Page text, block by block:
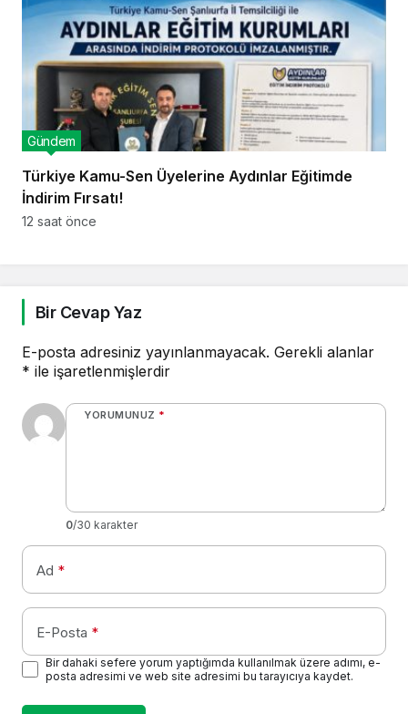
Türkiye Kamu-Sen Üyelerine Aydınlar Eğitimde
İndirim Fırsatı!
Gündem
12 saat önce
Bir Cevap Yaz
E-posta adresiniz yayınlanmayacak. Gerekli alanlar
* ile işaretlenmişlerdir
YORUMUNUZ *
0/30 karakter
Ad *
E-Posta *
Bir dahaki sefere yorum yaptığımda kullanılmak üzere adımı, e-
posta adresimi ve web site adresimi bu tarayıcıya kaydet.